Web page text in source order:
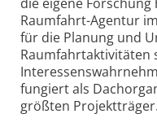
Raumfahrt-Agentur
für die Planung und
Raumfahrtaktivitäten
fungiert als
größten Projektträger.